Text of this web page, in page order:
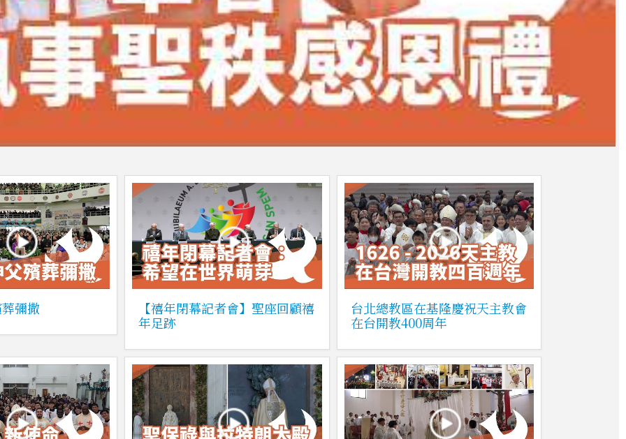
彌撒
【禧年閉幕記者會】聖座回顧禧
年足跡
台北總教區在基隆慶祝天主教會
在台開教400周年